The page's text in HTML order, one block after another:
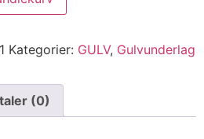
Kategorier: GULV, Gulvunderlag
(0)